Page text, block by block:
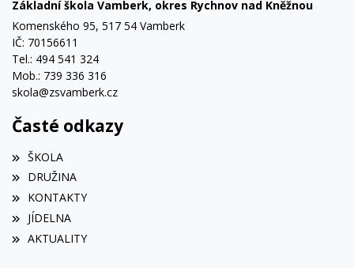
Základní škola Vamberk, okres Rychnov nad Kněžnou
Komenského 95, 517 54 Vamberk
IČ: 70156611
Tel.: 494 541 324
Mob.: 739 336 316
skola@zsvamberk.cz
Časté odkazy
ŠKOLA
DRUŽINA
KONTAKTY
JÍDELNA
AKTUALITY